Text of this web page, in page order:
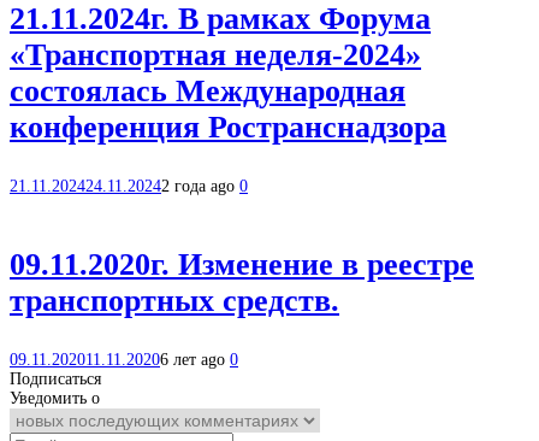
21.11.2024г. В рамках Форума
«Транспортная неделя-2024»
состоялась Международная
конференция Ространснадзора
21.11.202424.11.20242 года ago 0
09.11.2020г. Изменение в реестре
транспортных средств.
09.11.202011.11.20206 лет ago 0
Подписаться
Уведомить о